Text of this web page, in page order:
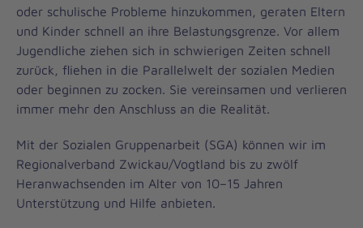
oder schulische Probleme hinzukommen, geraten Eltern
und Kinder schnell an ihre Belastungsgrenze. Vor allem
Jugendliche ziehen sich in schwierigen Zeiten schnell
zurück, fliehen in die Parallelwelt der sozialen Medien
oder beginnen zu zocken. Sie vereinsamen und verlieren
immer mehr den Anschluss an die Realität.
Mit der Sozialen Gruppenarbeit (SGA) können wir im
Regionalverband Zwickau/Vogtland bis zu zwölf
Heranwachsenden im Alter von 10–15 Jahren
Unterstützung und Hilfe anbieten.